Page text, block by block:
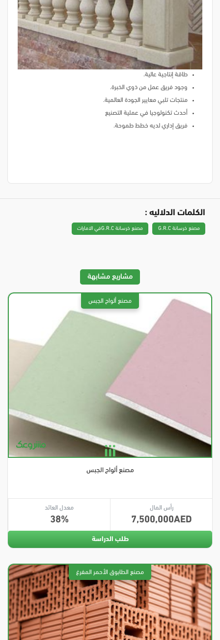
طاقة إنتاجية عالية.
وجود فريق عمل من ذوي الخبرة.
منتجات تلبي معايير الجودة العالمية.
أحدث تكنولوجيا في عملية التصنيع
فريق إداري لديه خطط طموحة.
الكلمات الدلاليه :
مصنع خرسانة G.R.C مصنع خرسانة G.R.Cفي الامارات
مشاريع مشابهة
مصنع ألواح الجبس
رأس المال
7,500,000
معدل العائد
38
طلب الدراسة